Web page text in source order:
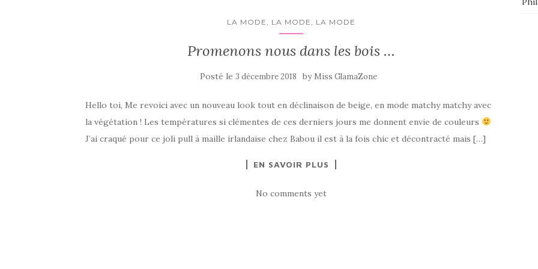
LA MODE, LA MODE, LA MODE
Promenons nous dans les bois …
Posté le 3 décembre 2018 by Miss GlamaZone
Hello toi, Me revoici avec un nouveau look tout en déclinaison de beige, en mode matchy matchy avec
la végétation ! Les températures si clémentes de ces derniers jours me donnent envie de couleurs
J’ai craqué pour ce joli pull à maille irlandaise chez Babou il est à la fois chic et décontracté mais […]
EN SAVOIR PLUS
No comments yet